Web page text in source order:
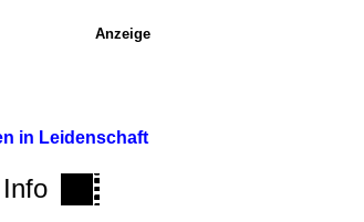
in Leidenschaft
Anzeige